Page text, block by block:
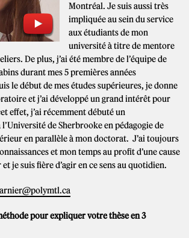
Montréal. Je suis aussi très
impliquée au sein du service
aux étudiants de mon
université à titre de mentore
De plus, j’ai été membre de l’équipe de
durant mes 5 premières années
le début de mes études supérieures, je donne
et j’ai développé un grand intérêt pour
effet, j’ai récemment débuté un
de Sherbrooke en pédagogie de
en parallèle à mon doctorat. J’ai toujours
et mon temps au profit d’une cause
je suis fière d’agir en ce sens au quotidien.
pour expliquer votre thèse en 3